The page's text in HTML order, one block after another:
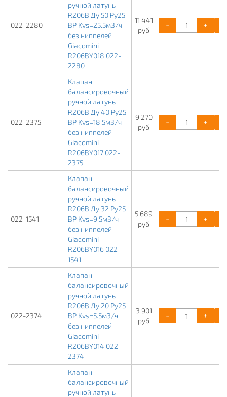
022-2280
ручной латунь
R206B Ду 50 Ру25
ВР Kvs=25.5м3/ч
без ниппелей
Giacomini
R206BY018 022-
2280
11 441
руб
- +
022-2375
Клапан
балансировочный
ручной латунь
R206B Ду 40 Ру25
ВР Kvs=18.5м3/ч
без ниппелей
Giacomini
R206BY017 022-
2375
9 270
руб
- +
022-1541
Клапан
балансировочный
ручной латунь
R206B Ду 32 Ру25
ВР Kvs=9.5м3/ч
без ниппелей
Giacomini
R206BY016 022-
1541
5 689
руб
- +
022-2374
Клапан
балансировочный
ручной латунь
R206B Ду 20 Ру25
ВР Kvs=5.5м3/ч
без ниппелей
Giacomini
R206BY014 022-
2374
3 901
руб
- +
Клапан
балансировочный
ручной латунь